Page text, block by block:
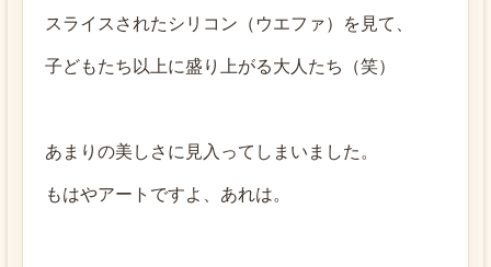
スライスされたシリコン（ウエファ）を見て、
子どもたち以上に盛り上がる大人たち（笑）
あまりの美しさに見入ってしまいました。
もはやアートですよ、あれは。